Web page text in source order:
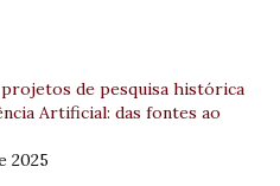
de pesquisa histórica
Artificial: das fontes ao
2025